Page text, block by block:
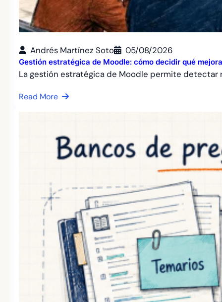
Andrés Martínez Soto 05/08/2026
Gestión estratégica de Moodle: cómo decidir qué
La gestión estratégica de Moodle permite detectar
Read More